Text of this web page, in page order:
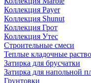
Коллекция Payer
Коллекция Shunut
Коллекция Грот
Коллекция Утес
Строительные смеси
Теплые кладочные
Затирка для брусчатки
Затирка для напольной
Грунтовки